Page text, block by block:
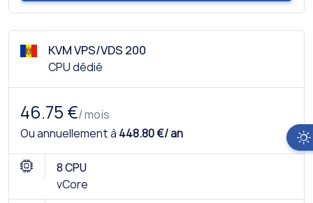
KVM VPS/VDS 200
CPU dédié
46.75 €/ mois
Ou annuellement à 448.80 €/ an
8 CPU
vCore